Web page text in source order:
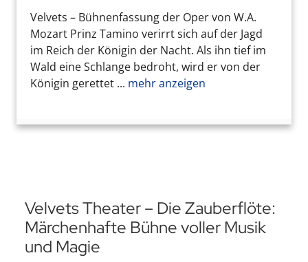
Velvets – Bühnenfassung der Oper von W.A.
Mozart Prinz Tamino verirrt sich auf der Jagd
im Reich der Königin der Nacht. Als ihn tief im
Wald eine Schlange bedroht, wird er von der
Königin gerettet ... mehr anzeigen
Velvets Theater – Die Zauberflöte:
Märchenhafte Bühne voller Musik
und Magie